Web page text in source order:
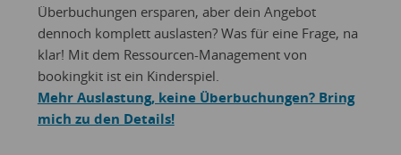
Überbuchungen ersparen, aber dein Angebot
dennoch komplett auslasten? Was für eine Frage, na
klar! Mit dem Ressourcen-Management von
bookingkit ist ein Kinderspiel.
Mehr Auslastung, keine Überbuchungen? Bring
mich zu den Details!